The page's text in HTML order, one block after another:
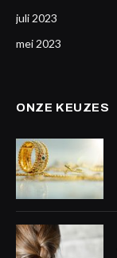
juli 2023
mei 2023
ONZE KEUZES